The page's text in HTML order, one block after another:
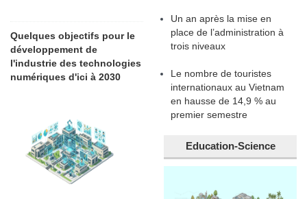
Quelques objectifs pour le
développement de
l'industrie des technologies
numériques d'ici à 2030
Un an après la mise en
place de l’administration à
trois niveaux
Le nombre de touristes
internationaux au Vietnam
en hausse de 14,9 % au
premier semestre
Education-Science